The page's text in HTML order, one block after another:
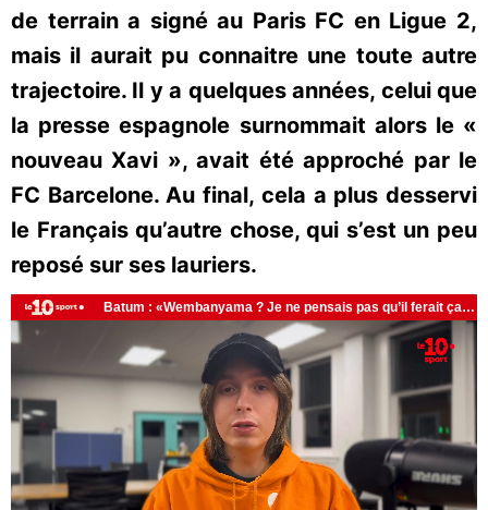
de terrain a signé au Paris FC en Ligue 2,
mais il aurait pu connaitre une toute autre
trajectoire. Il y a quelques années, celui que
la presse espagnole surnommait alors le «
nouveau Xavi », avait été approché par le
FC Barcelone. Au final, cela a plus desservi
le Français qu’autre chose, qui s’est un peu
reposé sur ses lauriers.